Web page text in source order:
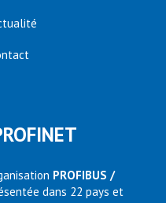
PROFIBUS /
dans 22 pays et